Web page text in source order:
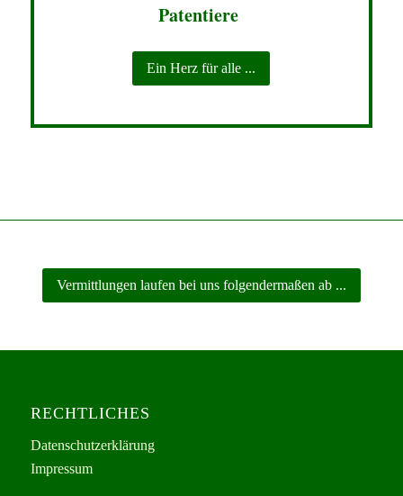
Patentiere
Ein Herz für alle ...
Vermittlungen laufen bei uns folgendermaßen ab ...
RECHTLICHES
Datenschutzerklärung
Impressum